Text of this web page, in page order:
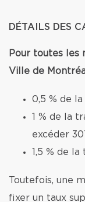
DÉTAILS DES
Pour toutes les
Ville de
0,5 % de
1 % de la
excéder
1,5 % de
Toutefois, une
fixer un taux